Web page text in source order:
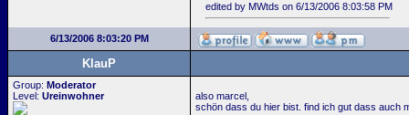
edited by MWtds on 6/13/2006 8:03:58 PM
6/13/2006 8:03:20 PM
KlauP
Group: Moderator
Level: Ureinwohner
also marcel,
schön dass du hier bist. find ich gut dass auch